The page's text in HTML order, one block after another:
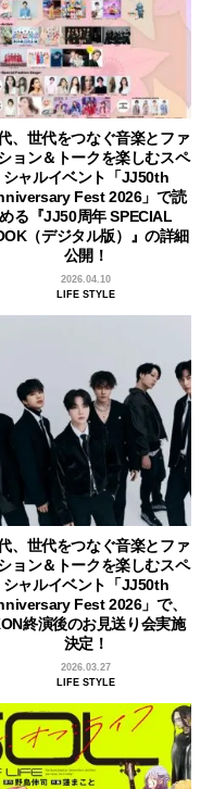
、世代をつなぐ音楽とファ
ョン＆トークを楽しむスペ
シャルイベント「JJ50th
Fest 2026」で読
める『JJ50周年 SPECIAL
（デジタル版）』の詳細
公開！
2026.04.10
LIFE STYLE
、世代をつなぐ音楽とファ
ョン＆トークを楽しむスペ
シャルイベント「JJ50th
Fest 2026」で、
終演後のお見送り会実施
決定！
2026.03.27
LIFE STYLE